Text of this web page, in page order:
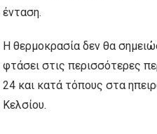
ένταση.
Η θερμοκρασία δεν θα
φτάσει στις περισσότερες
24 και κατά τόπους στα
Κελσίου.